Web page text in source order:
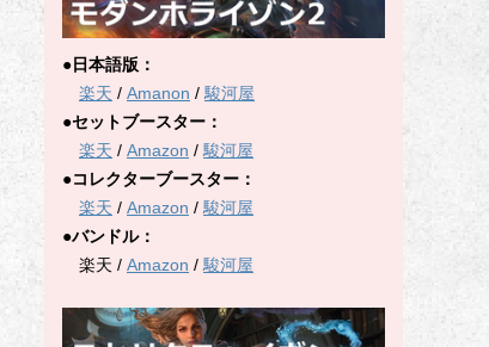
●日本語版：
楽天 / Amanon / 駿河屋
●セットブースター：
楽天 / Amazon / 駿河屋
●コレクターブースター：
楽天 / Amazon / 駿河屋
●バンドル：
楽天 / Amazon / 駿河屋